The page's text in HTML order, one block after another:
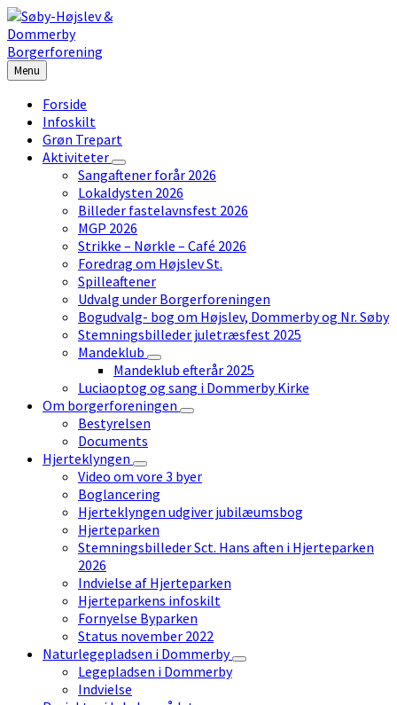
Skip
to
content
Skip
to
left
sidebar
Skip
to
footer
Menu
Forside
Infoskilt
Grøn Trepart
Aktiviteter
Sangaftener forår 2026
Lokaldysten 2026
Billeder fastelavnsfest 2026
MGP 2026
Strikke – Nørkle – Café 2026
Foredrag om Højslev St.
Spilleaftener
Udvalg under Borgerforeningen
Bogudvalg- bog om Højslev, Dommerby og Nr. Søby
Stemningsbilleder juletræsfest 2025
Mandeklub
Mandeklub efterår 2025
Luciaoptog og sang i Dommerby Kirke
Om borgerforeningen
Bestyrelsen
Documents
Hjerteklyngen
Video om vore 3 byer
Boglancering
Hjerteklyngen udgiver jubilæumsbog
Hjerteparken
Stemningsbilleder Sct. Hans aften i Hjerteparken
2026
Indvielse af Hjerteparken
Hjerteparkens infoskilt
Fornyelse Byparken
Status november 2022
Naturlegepladsen i Dommerby
Legepladsen i Dommerby
Indvielse